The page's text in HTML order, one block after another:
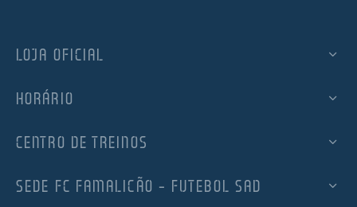
LOJA OFICIAL
HORÁRIO
CENTRO DE TREINOS
SEDE FC FAMALICÃO – FUTEBOL SAD